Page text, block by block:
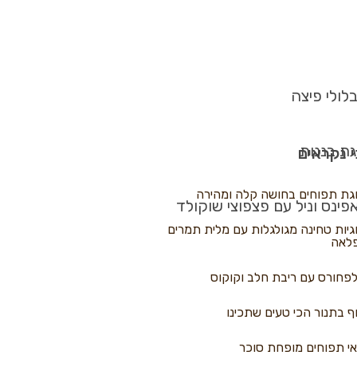
פיצה
בננות
וניל עם פצפוצי שוקולד
נקראים
תפוחים בחושה קלה ומהירה
טחינה מגולגלות עם מלית תמרים
עם ריבת חלב וקוקוס
בתנור הכי טעים שתכינו
תפוחים מופחת סוכר